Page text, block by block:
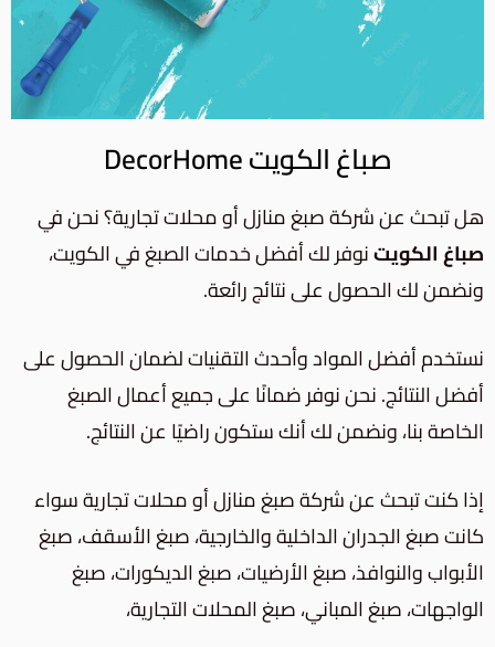
صباغ الكويت DecorHome
هل تبحث عن شركة صبغ منازل أو محلات تجارية؟ نحن في
صباغ الكويتنوفر لك أفضل خدمات الصبغ في الكويت،
ونضمن لك الحصول على نتائج رائعة.
نستخدم أفضل المواد وأحدث التقنيات لضمان الحصول على
أفضل النتائج. نحن نوفر ضمانًا على جميع أعمال الصبغ
الخاصة بنا، ونضمن لك أنك ستكون راضيًا عن النتائج.
إذا كنت تبحث عن شركة صبغ منازل أو محلات تجارية سواء
كانتصبغ الجدران الداخلية والخارجية،صبغ الأسقف، صبغ
الأبواب والنوافذ، صبغ الأرضيات، صبغ الديكورات، صبغ
الواجهات، صبغ المباني،صبغ المحلات التجارية،